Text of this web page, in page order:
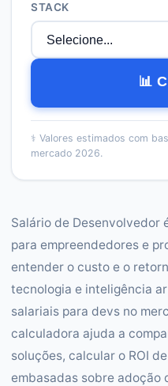
STACK
📊
⚕️ Valores estimados com
mercado 2026.
Salário de Desenvolvedor
para empreendedores e
entender o custo e o
tecnologia e inteligência
salariais para devs no
calculadora ajuda a
soluções, calcular o ROI
embasadas sobre adoção